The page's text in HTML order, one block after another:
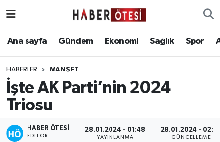
Ana sayfa Gündem Ekonomi Sağlık Spor
HABERLER MANŞET
İşte AK Parti’nin 2024
Triosu
HABER ÖTESI
EDITÖR
28.01.2024 - 01:48
YAYINLANMA
28.01.2024 -
GÜNCELLEME
Ana sayfa
Ekonomi
Sağlık
Spor
Eskişehir Nöbetçi Eczaneler
Eskişehir Namaz Vakitleri
Eskişehir Trafik Yoğunluk Haritası
Süper Lig Puan Durumu ve Fikstür